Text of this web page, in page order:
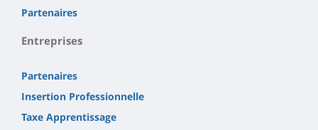
Partenaires
Entreprises
Partenaires
Insertion Professionnelle
Taxe Apprentissage